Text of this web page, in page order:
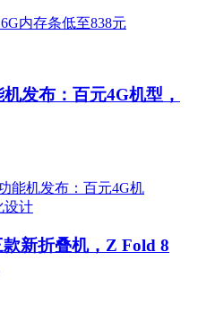
发布：百元4G机型，
新折叠机，Z Fold 8